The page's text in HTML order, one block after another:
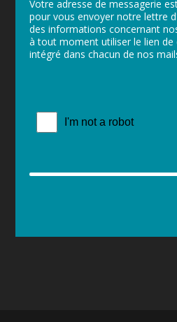
Votre adresse de messagerie
pour vous envoyer notre lettre
des informations concernant
à tout moment utiliser le lien
intégré dans chacun de nos